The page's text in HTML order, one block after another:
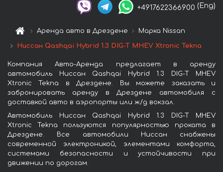
+4917622366900 (Eng)
Аренда авто в Дрездене Марка Nissan
Ниссан Qashqai Hybrid 1.3 DIG-T MHEV Xtronic Tekna
Компания Авто-Аренда предлагает в аренду
автомобиль Ниссан Qashqai Hybrid 1.3 DIG-T MHEV
Xtronic Tekna в Дрездене. Вы можете заказать и
забронировать аренду в Дрездене автомобиля с
доставкой авто в аэропорты или ж/д вокзал.
Автомобиль Ниссан Qashqai Hybrid 1.3 DIG-T MHEV
Xtronic Tekna пользуются популярностью проката в
Дрездене. Все автомобили Ниссан снабжены
современной электроникой, элементами комфорта,
системами безопасности и устойчивости при
движении по дорогам.